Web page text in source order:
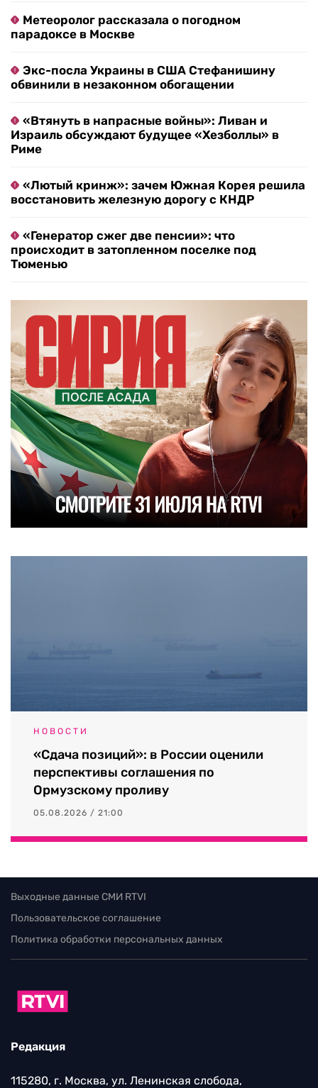
Метеоролог рассказала о погодном
парадоксе в Москве
Экс-посла Украины в США Стефанишину
обвинили в незаконном обогащении
«Втянуть в напрасные войны»: Ливан и
Израиль обсуждают будущее «Хезболлы» в
Риме
«Лютый кринж»: зачем Южная Корея решила
восстановить железную дорогу с КНДР
«Генератор сжег две пенсии»: что
происходит в затопленном поселке под
Тюменью
НОВОСТИ
«Сдача позиций»: в России оценили
перспективы соглашения по
Ормузскому проливу
05.08.2026 / 21:00
Выходные данные СМИ RTVI
Пользовательское соглашение
Политика обработки персональных данных
Редакция
115280, г. Москва, ул. Ленинская слобода,